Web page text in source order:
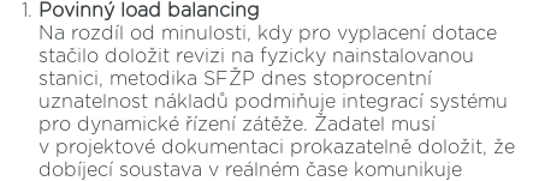
Povinný load balancing
Na rozdíl od minulosti, kdy pro vyplacení dotace
stačilo doložit revizi na fyzicky nainstalovanou
stanici, metodika SFŽP dnes stoprocentní
uznatelnost nákladů podmiňuje integrací systému
pro dynamické řízení zátěže. Žadatel musí
v projektové dokumentaci prokazatelně doložit, že
dobíjecí soustava v reálném čase komunikuje